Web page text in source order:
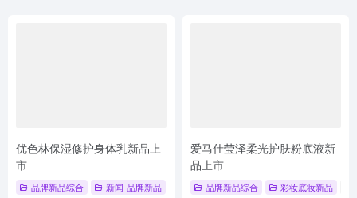
优色林保湿修护身体乳新品上
市
品牌新品综合 新闻-品牌新品 # 身体乳 # 优色林 # 新品发布
爱马仕莹泽柔光护肤粉底液新
品上市
品牌新品综合 彩妆底妆新品